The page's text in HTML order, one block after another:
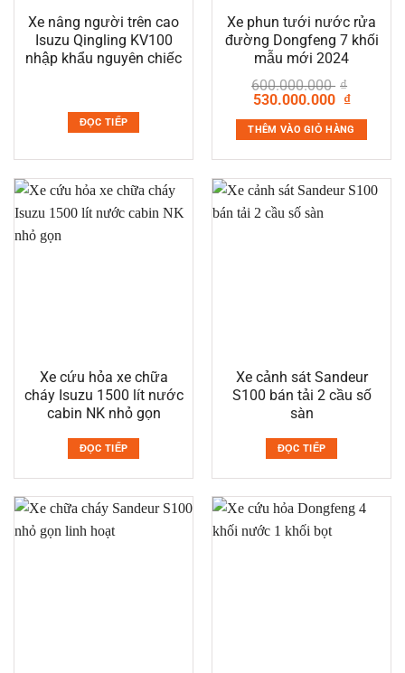
Xe nâng người trên cao
Isuzu Qingling KV100
nhập khẩu nguyên chiếc
ĐỌC TIẾP
Xe phun tưới nước rửa
đường Dongfeng 7 khối
mẫu mới 2024
600.000.000 ₫
Giá
gốc
là:
600.000.000 ₫.
530.000.000 ₫Giá
tại
là:
THÊM VÀO GIỎ HÀNG
Xe cứu hỏa xe chữa
cháy Isuzu 1500 lít nước
cabin NK nhỏ gọn
ĐỌC TIẾP
Xe cảnh sát Sandeur
S100 bán tải 2 cầu số
sàn
ĐỌC TIẾP